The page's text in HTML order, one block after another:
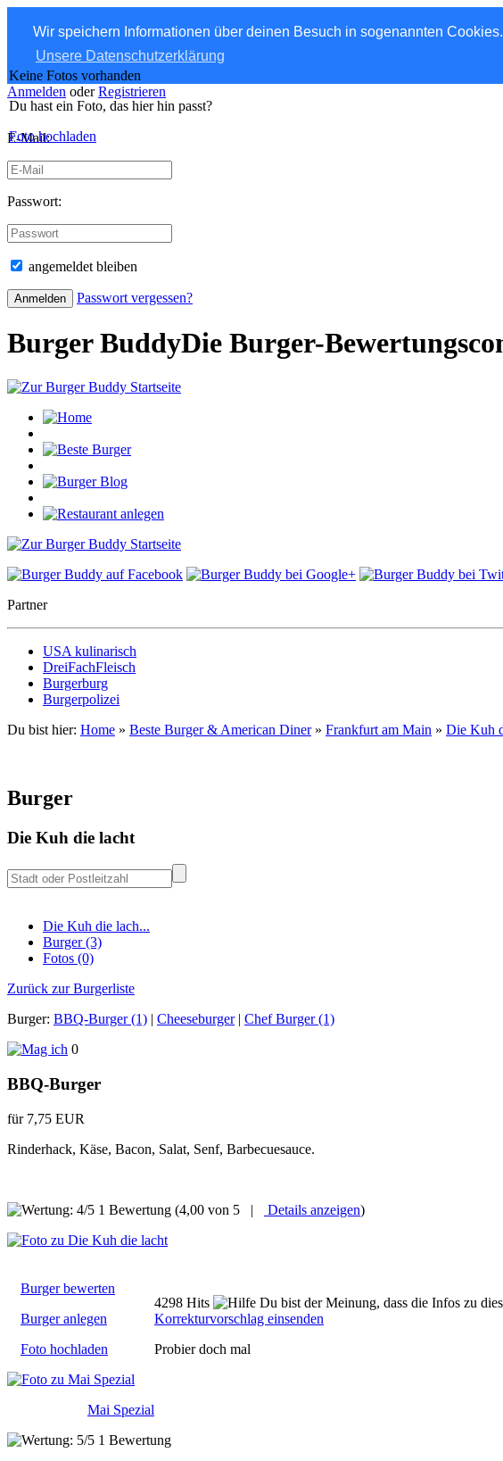
Wir speichern Informationen über deinen Besuch in sogenannten
Unsere Datenschutzerklärung
Anmelden oder Registrieren
E-Mail:
Passwort:
angemeldet bleiben
Passwort vergessen?
Burger BuddyDie Burger-
Partner
USA kulinarisch
DreiFachFleisch
Burgerburg
Burgerpolizei
Du bist hier: Home » Beste Burger & American Diner» Frankfurt am Main » Die Kuh
Burger
Die Kuh die lacht
Die Kuh die lach...
Burger (3)
Fotos (0)
Zurück zur Burgerliste
Burger: BBQ-Burger (1) | Cheeseburger | Chef Burger (1)
0
BBQ-Burger
für 7,75 EUR
Rinderhack, Käse, Bacon, Salat, Senf, Barbecuesauce.
1 Bewertung (4,00 von 5 | Details anzeigen)
Keine Fotos vorhanden
Du hast ein Foto, das hier hin passt?
Foto hochladen
Burger bewerten
Burger anlegen
Foto hochladen
4298 Hits
Du bist der Meinung, dass die Infos zu
Korrekturvorschlag einsenden
Probier doch mal
Mai Spezial
1 Bewertung